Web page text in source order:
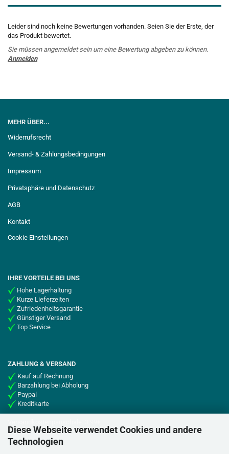
Diese Webseite verwendet Cookies und andere
Technologien
Leider sind noch keine Bewertungen vorhanden. Seien Sie der Erste, der
das Produkt bewertet.
Sie müssen angemeldet sein um eine Bewertung abgeben zu können.
Anmelden
MEHR ÜBER...
Widerrufsrecht
Versand- & Zahlungsbedingungen
Impressum
Privatsphäre und Datenschutz
AGB
Kontakt
Cookie Einstellungen
IHRE VORTEILE BEI UNS
Hohe Lagerhaltung
Kurze Lieferzeiten
Zufriedenheitsgarantie
Günstiger Versand
Top Service
ZAHLUNG & VERSAND
Kauf auf Rechnung
Barzahlung bei Abholung
Paypal
Kreditkarte